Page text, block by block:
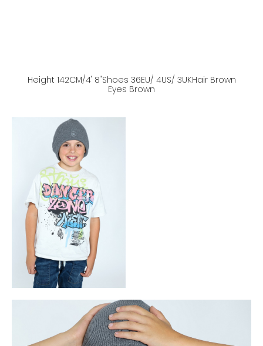
Height 142CM/4' 8''Shoes 36EU/ 4US/ 3UKHair Brown
Eyes Brown